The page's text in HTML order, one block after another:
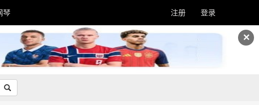
✕
琴 注册 登录